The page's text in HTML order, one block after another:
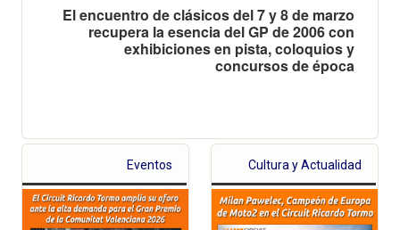
El encuentro de clásicos del 7 y 8 de marzo
recupera la esencia del GP de 2006 con
exhibiciones en pista, coloquios y
concursos de época
Eventos Cultura y Actualidad